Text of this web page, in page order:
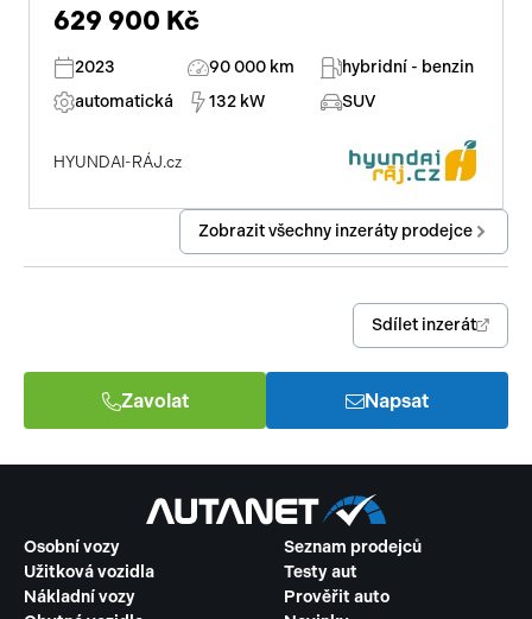
629 900 Kč
2023 90 000 km
hybridní - benzin
automatická
132 kW SUV
HYUNDAI-RÁJ.cz
Zobrazit všechny inzeráty prodejce
Sdílet inzerát
Zavolat Napsat
Osobní vozy
Užitková vozidla
Nákladní vozy
Seznam prodejců
Testy aut
Prověřit auto